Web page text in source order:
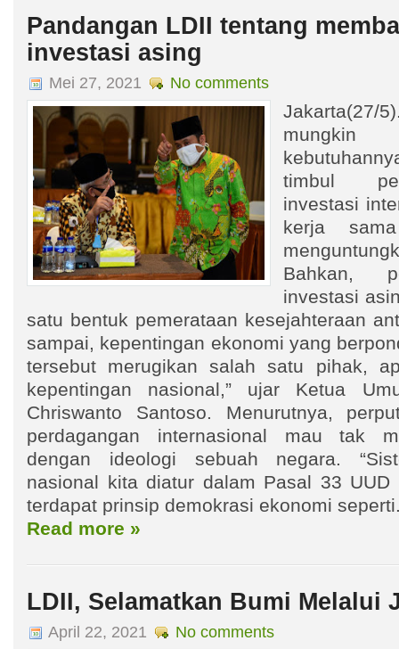
Pandangan LDII tentang
investasi asing
Mei 27, 2021 No comments
Jakarta(27/
timbul
investasi
kerja
Bahkan,
investasi
satu bentuk pemerataan kesejahteraan
sampai, kepentingan ekonomi yang
tersebut merugikan salah satu pihak,
kepentingan nasional,” ujar Ketua
Chriswanto Santoso. Menurutnya,
perdagangan internasional mau tak
dengan ideologi sebuah negara.
nasional kita diatur dalam Pasal 33 UUD
terdapat prinsip demokrasi ekonomi
Read more »
LDII, Selamatkan Bumi Melalui
April 22, 2021 No comments